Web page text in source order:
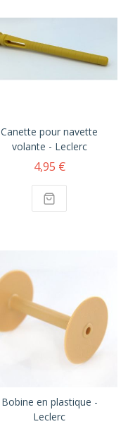
Canette pour navette
volante - Leclerc
4,95 €
Bobine en plastique -
Leclerc